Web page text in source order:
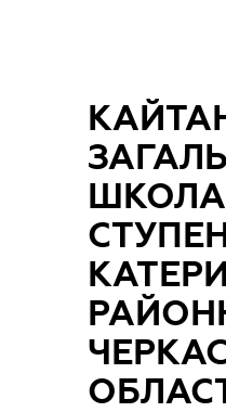
ШКОЛА